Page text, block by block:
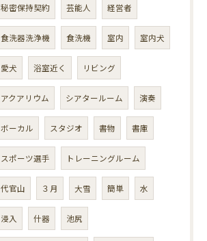
秘密保持契約 芸能人 経営者
食洗器洗浄機 食洗機 室内 室内犬
愛犬 浴室近く リビング
アクアリウム シアタールーム 演奏
ボーカル スタジオ 書物 書庫
スポーツ選手 トレーニングルーム
代官山 ３月 大雪 簡単 水
浸入 什器 池尻